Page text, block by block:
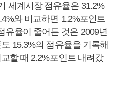
세계시장 점유율은 31.2%
와 비교하면 1.2%포인트
유율이 줄어든 것은 2009년
15.3%의 점유율을 기록해
할 때 2.2%포인트 내려갔